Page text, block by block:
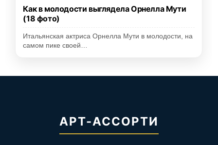
Как в молодости выглядела Орнелла Мути
(18 фото)
Итальянская актриса Орнелла Мути в молодости, на
самом пике своей…
АРТ-АССОРТИ